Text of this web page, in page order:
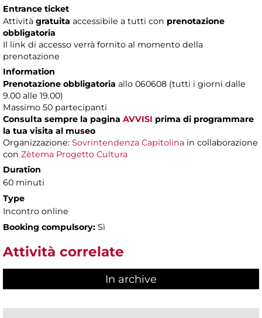
Entrance ticket
Attività gratuita accessibile a tutti con prenotazione
obbligatoria
Il link di accesso verrà fornito al momento della
prenotazione
Information
Prenotazione obbligatoria allo 060608 (tutti i giorni dalle
9.00 alle 19.00)
Massimo 50 partecipanti
Consulta sempre la pagina AVVISI prima di programmare
la tua visita al museo
Organizzazione: Sovrintendenza Capitolina in collaborazione
con Zètema Progetto Cultura
Duration
60 minuti
Type
Incontro online
Booking compulsory: Sì
Attività correlate
In archive